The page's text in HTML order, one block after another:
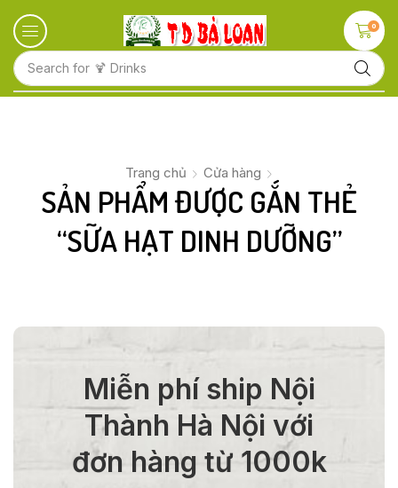
Search for 🍹 Drinks
0
Trang chủ Cửa hàng
SẢN PHẨM ĐƯỢC GẮN THẺ
“SỮA HẠT DINH DƯỠNG”
Miễn phí ship Nội
Thành Hà Nội với
đơn hàng từ 1000k